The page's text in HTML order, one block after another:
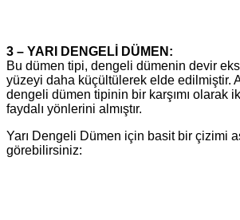
3 – YARI DENGELİ DÜMEN:
Bu dümen tipi, dengeli dümenin devir
yüzeyi daha küçültülerek elde edilmiştir.
dengeli dümen tipinin bir karşımı olarak
faydalı yönlerini almıştır.
Yarı Dengeli Dümen için basit bir çizimi
görebilirsiniz: